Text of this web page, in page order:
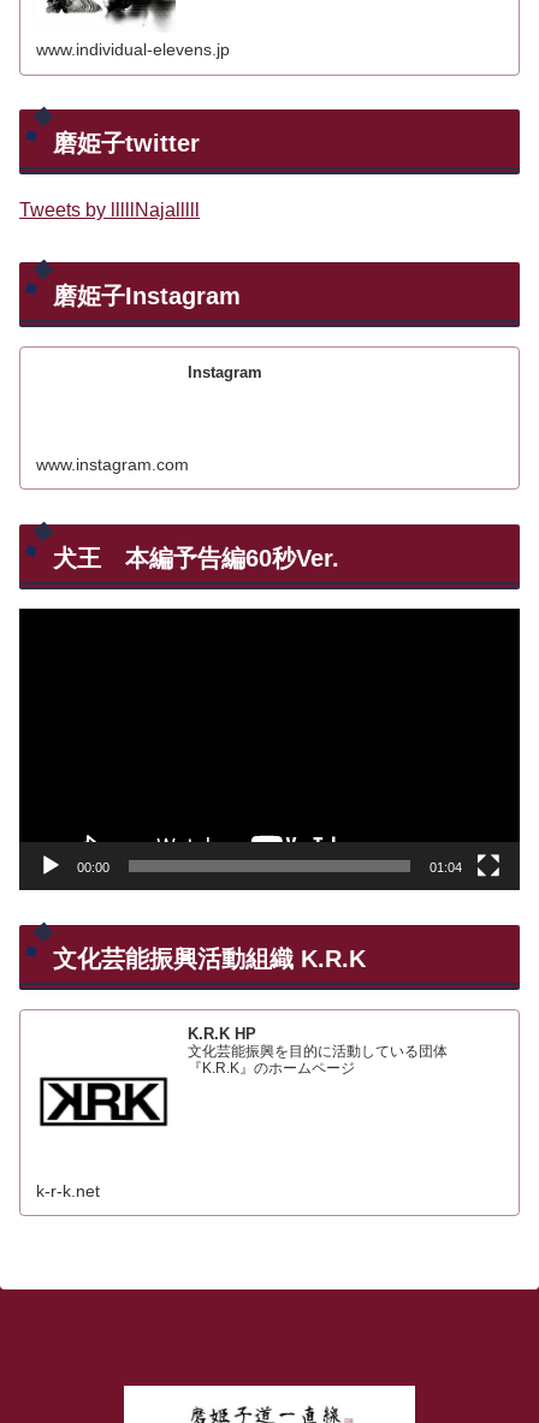
www.individual-elevens.jp
磨姫子twitter
Tweets by lllllNajalllll
磨姫子Instagram
Instagram
www.instagram.com
犬王 本編予告編60秒Ver.
00:00 01:04
文化芸能振興活動組織 K.R.K
K.R.K HP
文化芸能振興を目的に活動している団体
『K.R.K』のホームページ
k-r-k.net